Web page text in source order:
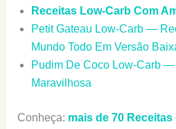
Receitas Low-Carb Com
Petit Gateau Low-Carb —
Mundo Todo Em Versão
Pudim De Coco Low-Carb
Maravilhosa
Conheça: mais de 70